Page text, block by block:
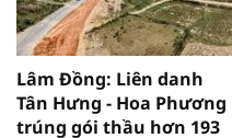
Lâm Đồng: Liên danh
Tân Hưng - Hoa Phương
trúng gói thầu hơn 193